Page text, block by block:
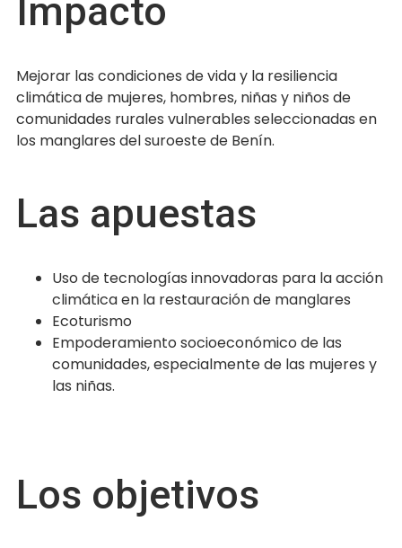
Impacto
Mejorar las condiciones de vida y la resiliencia
climática de mujeres, hombres, niñas y niños de
comunidades rurales vulnerables seleccionadas en
los manglares del suroeste de Benín.
Las apuestas
Uso de tecnologías innovadoras para la acción
climática en la restauración de manglares
Ecoturismo
Empoderamiento socioeconómico de las
comunidades, especialmente de las mujeres y
las niñas.
Los objetivos